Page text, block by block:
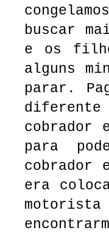
buscar
e os
alguns
parar.
cobrador
para
cobrador
era